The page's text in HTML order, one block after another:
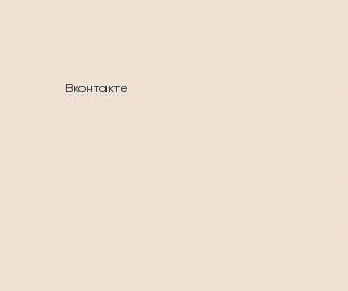
Вконтакте